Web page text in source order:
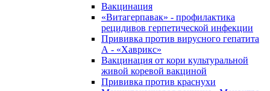
Вакцинация
«Витагерпавак» - профилактика
рецидивов герпетической инфекции
Прививка против вирусного гепатита
А - «Хаврикс»
Вакцинация от кори культуральной
живой коревой вакциной
Прививка против краснухи